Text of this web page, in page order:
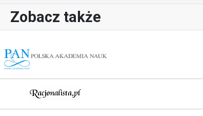
Zobacz także